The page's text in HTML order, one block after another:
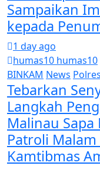
Sampaikan
kepada
1 day ago
humas10 humas10
BINKAM News
Tebarkan
Langkah
Malinau Sapa
Patroli
Kamtibmas